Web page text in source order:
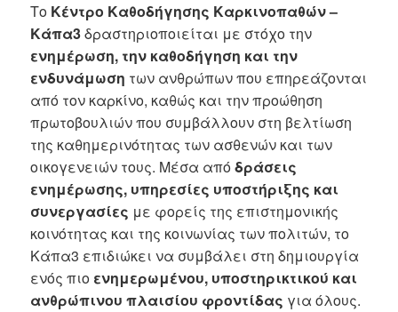
Το Κέντρο Καθοδήγησης Καρκινοπαθών –
Κάπα3δραστηριοποιείται με στόχο την
ενημέρωση, την καθοδήγηση και την
ενδυνάμωση των ανθρώπων που επηρεάζονται
από τον καρκίνο, καθώς και την προώθηση
πρωτοβουλιών που συμβάλλουν στη βελτίωση
της καθημερινότητας των ασθενών και των
οικογενειών τους. Μέσα απόδράσεις
ενημέρωσης, υπηρεσίες υποστήριξης και
συνεργασίες με φορείς της επιστημονικής
κοινότητας και της κοινωνίας των πολιτών, το
Κάπα3 επιδιώκει να συμβάλει στη δημιουργία
ενός πιο ενημερωμένου, υποστηρικτικού και
ανθρώπινου πλαισίου φροντίδας για όλους.